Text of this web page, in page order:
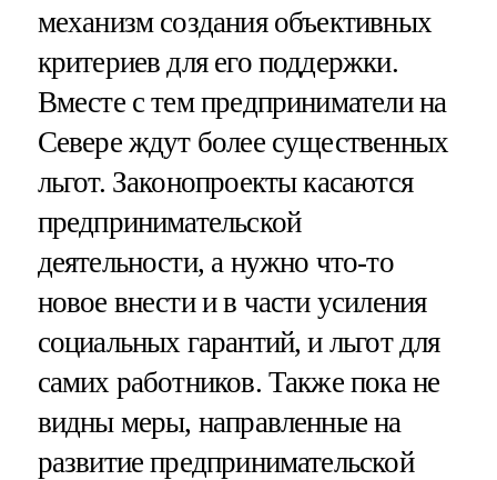
механизм создания объективных
критериев для его поддержки.
Вместе с тем предприниматели на
Севере ждут более существенных
льгот. Законопроекты касаются
предпринимательской
деятельности, а нужно что-то
новое внести и в части усиления
социальных гарантий, и льгот для
самих работников. Также пока не
видны меры, направленные на
развитие предпринимательской